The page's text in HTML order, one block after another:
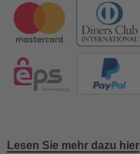
Lesen Sie mehr dazu hier